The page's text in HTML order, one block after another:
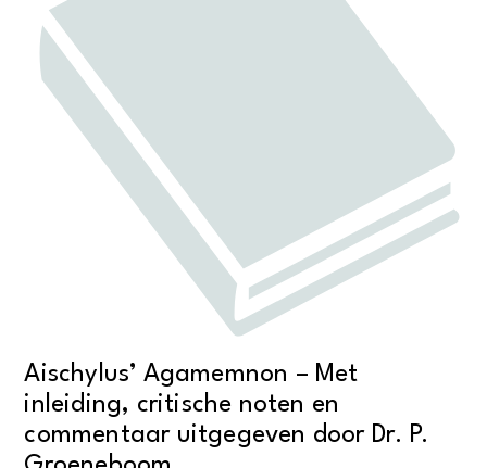
Aischylus’ Agamemnon – Met
inleiding, critische noten en
commentaar uitgegeven door Dr. P.